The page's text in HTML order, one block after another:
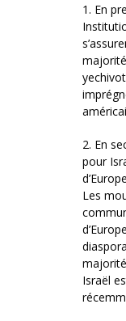
1. En
2. En
pour
Les
Israël